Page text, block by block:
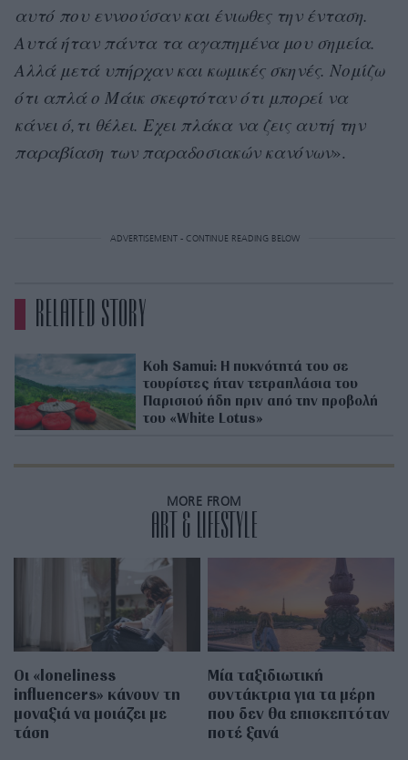
αυτό που εννοούσαν και ένιωθες την ένταση.
Αυτά ήταν πάντα τα αγαπημένα μου σημεία.
Αλλά μετά υπήρχαν και κωμικές σκηνές. Νομίζω
ότι απλά ο Μάικ σκεφτόταν ότι μπορεί να
κάνει ό,τι θέλει. Εχει πλάκα να ζεις αυτή την
παραβίαση των παραδοσιακών κανόνων».
ADVERTISEMENT - CONTINUE READING BELOW
RELATED STORY
Koh Samui: Η πυκνότητά του σε
τουρίστες ήταν τετραπλάσια του
Παρισιού ήδη πριν από την προβολή
του «White Lotus»
MORE FROM
ART & LIFESTYLE
Οι «loneliness
influencers» κάνουν τη
μοναξιά να μοιάζει με
τάση
Μία ταξιδιωτική
συντάκτρια για τα μέρη
που δεν θα επισκεπτόταν
ποτέ ξανά